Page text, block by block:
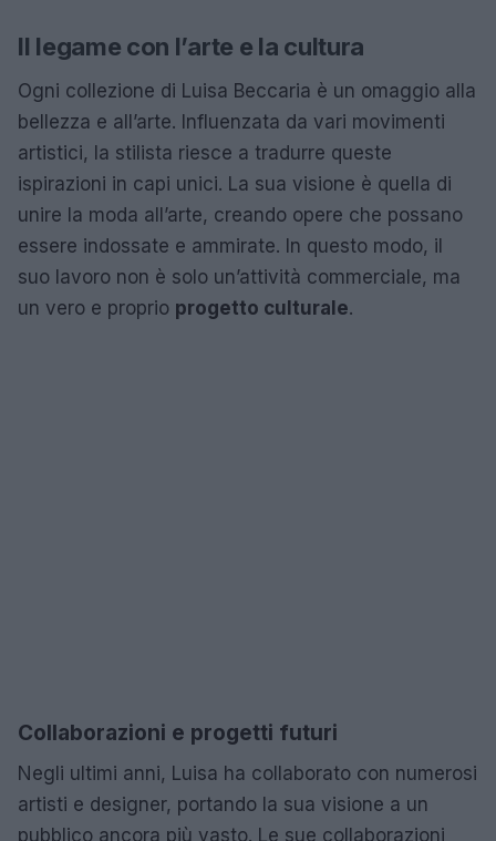
Il legame con l’arte e la cultura
Ogni collezione di Luisa Beccaria è un omaggio alla
bellezza e all’arte. Influenzata da vari movimenti
artistici, la stilista riesce a tradurre queste
ispirazioni in capi unici. La sua visione è quella di
unire la moda all’arte, creando opere che possano
essere indossate e ammirate. In questo modo, il
suo lavoro non è solo un’attività commerciale, ma
un vero e proprio progetto culturale.
Collaborazioni e progetti futuri
Negli ultimi anni, Luisa ha collaborato con numerosi
artisti e designer, portando la sua visione a un
pubblico ancora più vasto. Le sue collaborazioni